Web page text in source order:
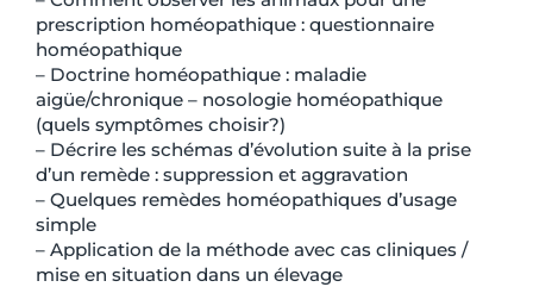
prescription homéopathique : questionnaire
homéopathique
– Doctrine homéopathique : maladie
aigüe/chronique – nosologie homéopathique
(quels symptômes choisir?)
– Décrire les schémas d’évolution suite à la prise
d’un remède : suppression et aggravation
– Quelques remèdes homéopathiques d’usage
simple
– Application de la méthode avec cas cliniques /
mise en situation dans un élevage